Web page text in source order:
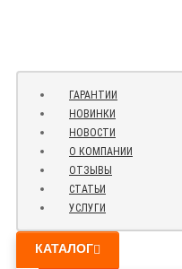
ГАРАНТИИ
НОВИНКИ
НОВОСТИ
О КОМПАНИИ
ОТЗЫВЫ
СТАТЬИ
УСЛУГИ
КАТАЛОГ